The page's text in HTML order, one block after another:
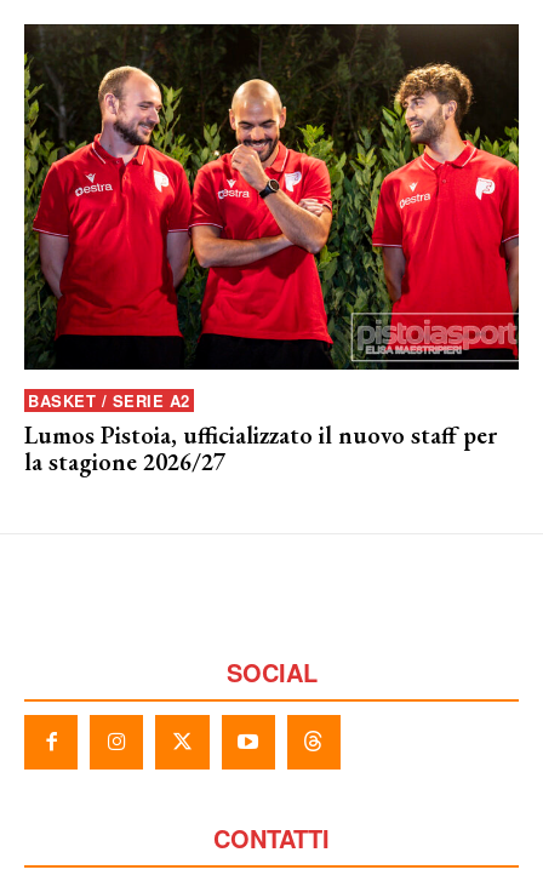
BASKET / SERIE A2
Lumos Pistoia, ufficializzato il nuovo staff per
la stagione 2026/27
SOCIAL
CONTATTI